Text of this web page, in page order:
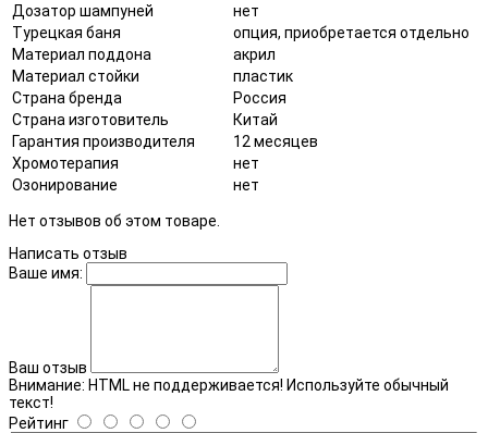
Дозатор шампуней
нет
Турецкая баня
опция, приобретается отдельно
Материал поддона
акрил
Материал стойки
пластик
Страна бренда
Россия
Страна изготовитель
Китай
Гарантия производителя
12 месяцев
Хромотерапия
нет
Озонирование
нет
Нет отзывов об этом товаре.
Написать отзыв
Ваше имя:
Ваш отзыв
Внимание: HTML не поддерживается! Используйте обычный
текст!
Рейтинг